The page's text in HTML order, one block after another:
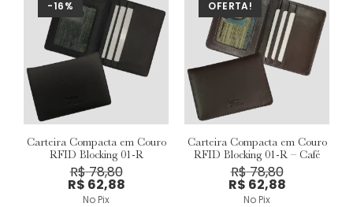
-16%
Carteira Compacta em Couro
RFID Blocking 01-R
R$78,80
R$ 62,88
No Pix
OFERTA!
Carteira Compacta em Couro
RFID Blocking 01-R – Café
R$78,80
R$ 62,88
No Pix